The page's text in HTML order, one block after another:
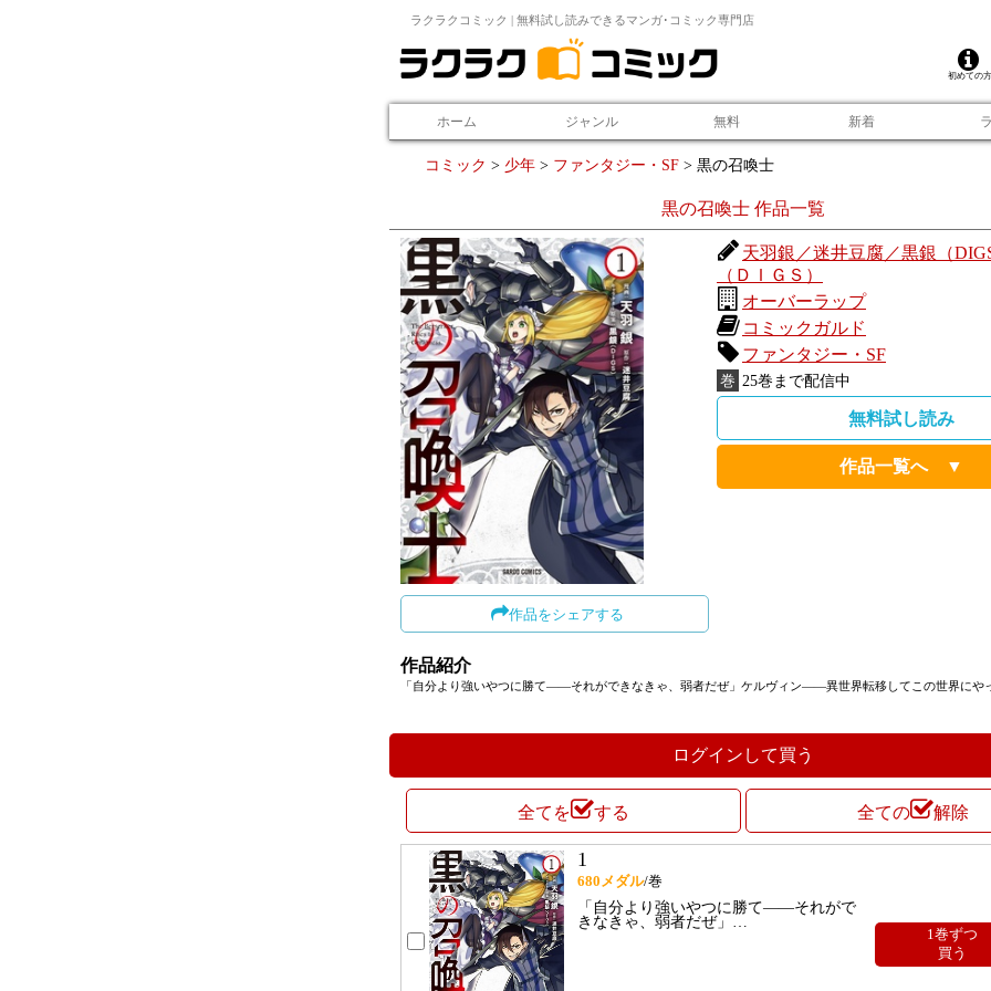
ラクラクコミック | 無料試し読みできるマンガ･コミック専門店
初めての
ホーム ジャンル 無料 新着
コミック > 少年 > ファンタジー・SF > 黒の召喚士
黒の召喚士 作品一覧
作品をシェアする
天羽銀／迷井豆腐／黒銀（
（ＤＩＧＳ）
オーバーラップ
コミックガルド
ファンタジー・SF
巻 25巻まで配信中
無料試し読み
作品一覧へ ▼
作品紹介
「自分より強いやつに勝て――それができなきゃ、弱者だぜ」ケルヴィン――異世界転移してこの世界にや
ログインして買う
全てを する 全ての 解除
1
680メダル/巻
「自分より強いやつに勝て――それがで
きなきゃ、弱者だぜ」 …
1巻ずつ
買う